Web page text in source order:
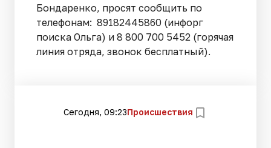
Бондаренко, просят сообщить по
телефонам: 89182445860 (инфорг
поиска Ольга) и 8 800 700 5452 (горячая
линия отряда, звонок бесплатный).
Сегодня, 09:23Происшествия